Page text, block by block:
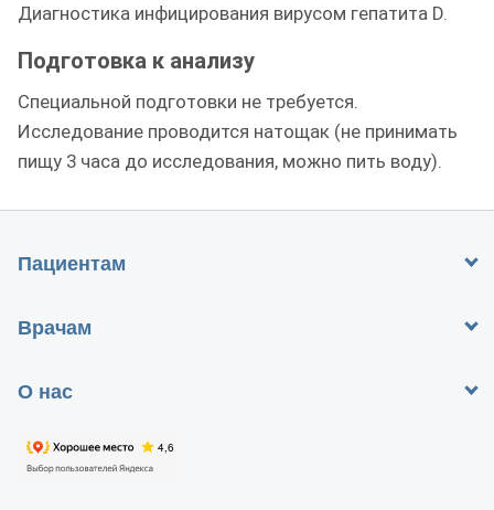
Диагностика инфицирования вирусом гепатита D.
Подготовка к анализу
Специальной подготовки не требуется.
Исследование проводится натощак (не принимать
пищу 3 часа до исследования, можно пить воду).
Пациентам
Врачам
О нас